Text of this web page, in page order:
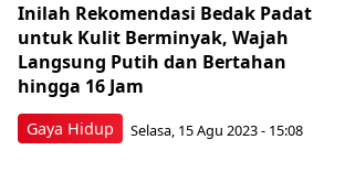
Gaya Hidup
Inilah Rekomendasi Bedak Padat
untuk Kulit Berminyak, Wajah
Langsung Putih dan Bertahan
hingga 16 Jam
Selasa, 15 Agu 2023 - 15:08